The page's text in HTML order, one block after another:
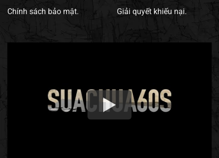
Chính sách bảo mật. Giải quyết khiếu nại.